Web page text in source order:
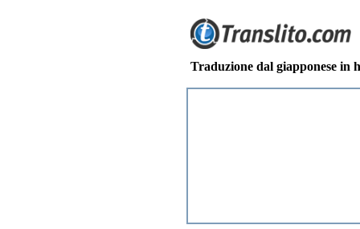
Traduzione dal giapponese in